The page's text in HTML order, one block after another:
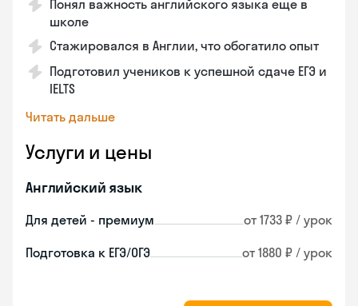
Понял важность английского языка еще в
школе
Стажировался в Англии, что обогатило опыт
Подготовил учеников к успешной сдаче ЕГЭ и
IELTS
Читать дальше
Услуги и цены
Английский язык
Для детей - премиум от 1733 ₽ / урок
Подготовка к ЕГЭ/ОГЭ от 1880 ₽ / урок